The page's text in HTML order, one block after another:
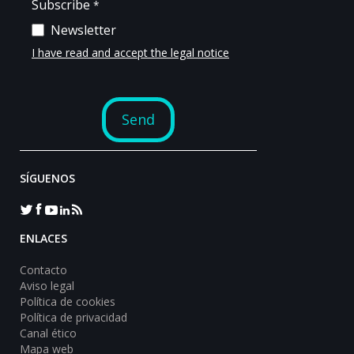
SÍGUENOS
ENLACES
Contacto
Aviso legal
Política de cookies
Política de privacidad
Canal ético
Mapa web